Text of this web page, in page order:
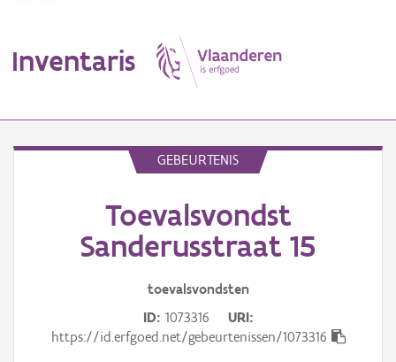
Inventaris
Aanduidingsobject
GEBEURTENIS
Toevalsvondst
Sanderusstraat 15
toevalsvondsten
ID 1073316
URI
https://id.erfgoed.net/gebeurtenissen/1073316